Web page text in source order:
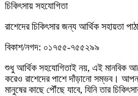
চিকিৎসায় সহযোগিতা
রাশেদের চিকিৎসার জন্য আর্থিক সহায়তা
বিকাশ/নগদ: ০১৭৫৫-৭৫৫২৯৯
শুধু আর্থিক সহযোগিতাই নয়, এই মানবিক
করেও রাশেদের পাশে দাঁড়ানো সম্ভব।
মানুষের কাছে পৌঁছে যাবে, যিনি তার